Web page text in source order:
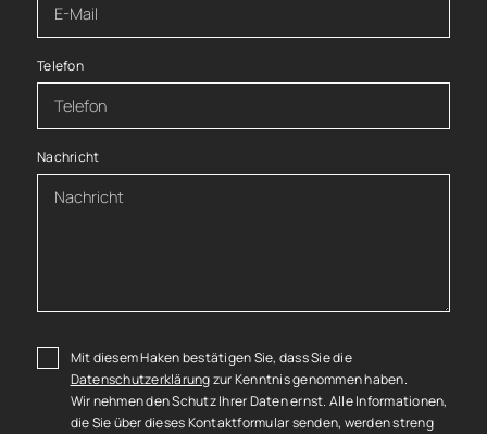
Telefon
Nachricht
Mit diesem Haken bestätigen Sie, dass Sie die
Datenschutzerklärungzur Kenntnis genommen haben.
Wir nehmen den Schutz Ihrer Daten ernst. Alle Informationen,
die Sie über dieses Kontaktformular senden, werden streng